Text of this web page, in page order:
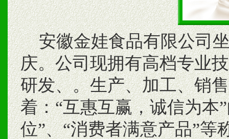
安徽金娃食品有限公司坐
庆。公司现拥有高档专业
研发、。生产、加工、销
着：“互惠互赢，诚信为本
位”、“消费者满意产品”等